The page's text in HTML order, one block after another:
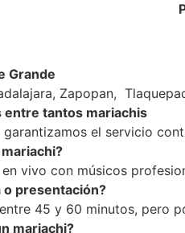
Grande
Zapopan,
entre tantos mariachis
el servicio
vivo con músicos
o presentación?
45 y 60 minutos, pero
mariachi?